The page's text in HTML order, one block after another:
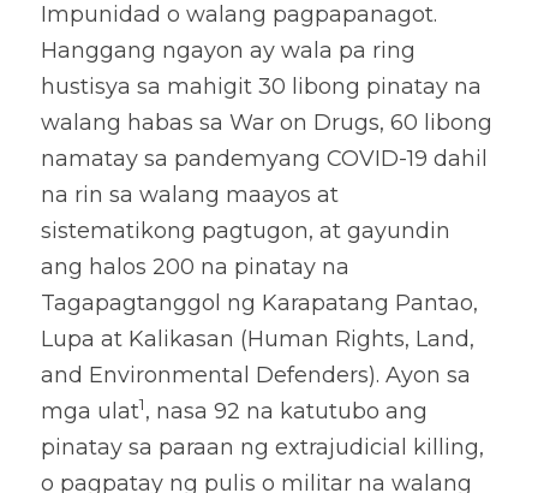
Impunidad o walang pagpapanagot.
Hanggang ngayon ay wala pa ring
hustisya sa mahigit 30 libong pinatay na
walang habas sa War on Drugs, 60 libong
namatay sa pandemyang COVID-19 dahil
na rin sa walang maayos at
sistematikong pagtugon, at gayundin
ang halos 200 na pinatay na
Tagapagtanggol ng Karapatang Pantao,
Lupa at Kalikasan (Human Rights, Land,
and Environmental Defenders). Ayon sa
mga ulat1, nasa 92 na katutubo ang
pinatay sa paraan ng extrajudicial killing,
o pagpatay ng pulis o militar na walang